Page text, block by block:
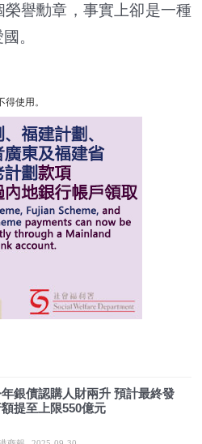
譽勳章，事實上卻是一種
。
使用。
銀債認購人財兩升 預計最終發
提至上限550億元